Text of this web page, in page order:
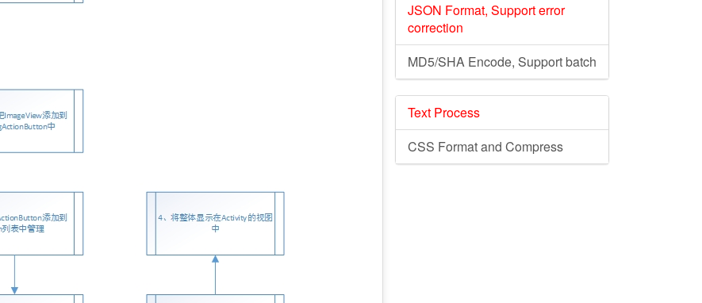
JSON Format, Support error
correction
MD5/SHA Encode, Support batch
Text Process
CSS Format and Compress